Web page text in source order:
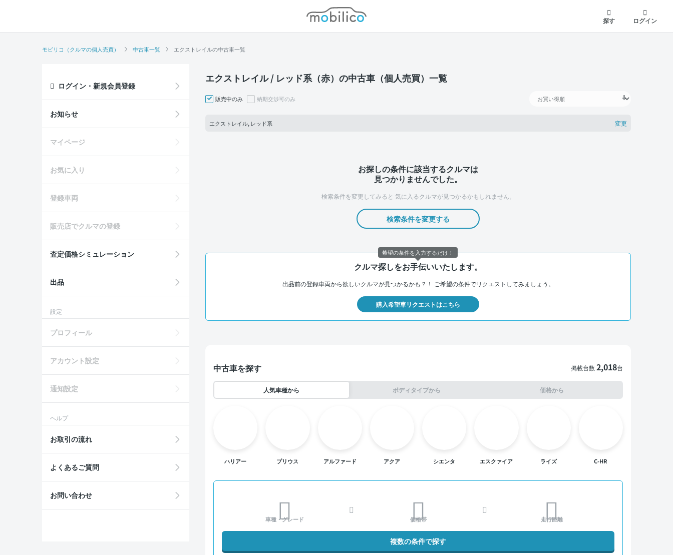
モビリコ
探す
ログイン
モビリコ（クルマの個人売買） 中古車一覧 エクストレイルの中古車一覧
エクストレイル / レッド系（赤）の中古車（個人売買）一覧
販売中のみ 納期交渉可のみ
エクストレイル, レッド系 変更
お探しの条件に該当するクルマは
見つかりませんでした。
検索条件を変更してみると 気に入るクルマが見つかるかもしれません。
検索条件を変更する
クルマ探しをお手伝いいたします。
出品前の登録車両から欲しいクルマが見つかるかも？！ ご希望の条件でリクエストしてみましょう。
購入希望車リクエストはこちら
中古車を探す 掲載台数2,018台
人気車種から ボディタイプから 価格から
ハリアー プリウス アルファード アクア シエンタ エスクァイア ライズ C-HR
車種・グレード 価格帯 走行距離
複数の条件で探す
ログイン・新規会員登録
お知らせ
マイページ
お気に入り
登録車両
販売店でクルマの登録
査定価格シミュレーション
出品
設定
プロフィール
アカウント設定
通知設定
ヘルプ
お取引の流れ
よくあるご質問
お問い合わせ
希望の条件を入力するだけ！